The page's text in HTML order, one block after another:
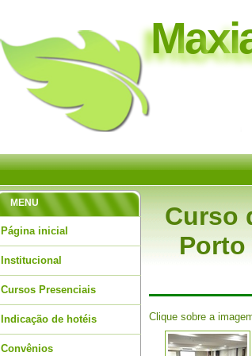
Maxi
MENU
Página inicial
Institucional
Cursos Presenciais
Indicação de hotéis
Convênios
Curso
Porto
Clique sobre a